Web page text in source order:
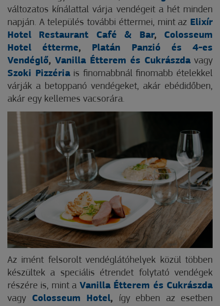
változatos kínálattal várja vendégeit a hét minden
napján. A település további éttermei, mint az Elixír
Hotel Restaurant Café & Bar, Colosseum
Hotel étterme,
Platán Panzió és 4-es
Vendéglő, Vanilla Étterem és Cukrászda vagy
Szoki Pizzériais finomabbnál finomabb ételekkel
várják a betoppanó vendégeket, akár ebédidőben,
akár egy kellemes vacsorára.
Az imént felsorolt vendéglátóhelyek közül többen
készültek a speciális étrendet folytató vendégek
részére is, mint a Vanilla Étterem és Cukrászda
vagy Colosseum Hotel, így ebben az esetben